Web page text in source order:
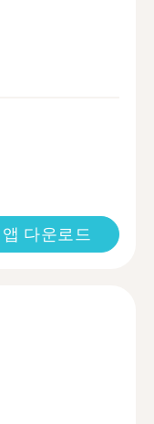
앱 다운로드